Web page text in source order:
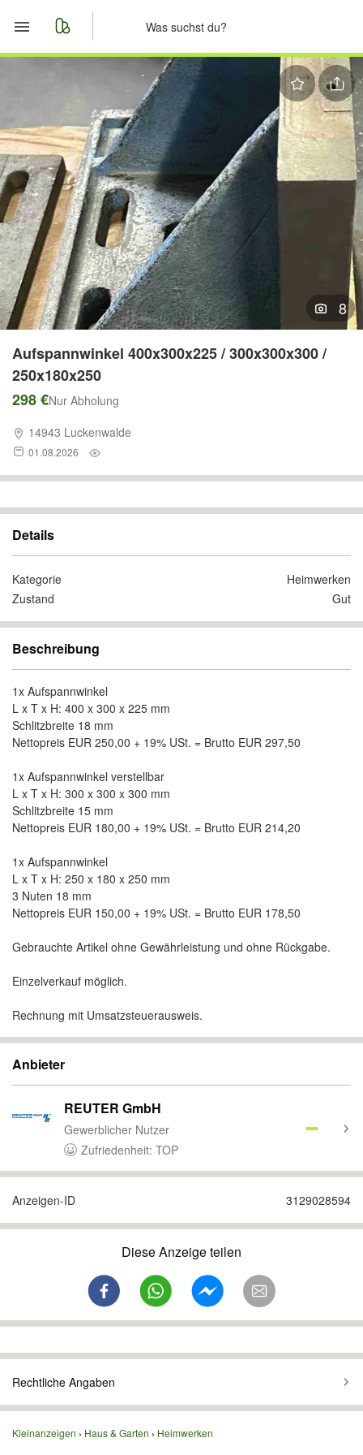
Merkliste
Nachrichten
Anzeige aufgeben
8
Aufspannwinkel 400x300x225 / 300x300x300 /
250x180x250
298 €Nur Abholung
14943 Luckenwalde
01.08.2026
Details
Kategorie
Heimwerken
Zustand
Gut
Beschreibung
1x Aufspannwinkel
L x T x H: 400 x 300 x 225 mm
Schlitzbreite 18 mm
Nettopreis EUR 250,00 + 19% USt. = Brutto EUR 297,50
1x Aufspannwinkel verstellbar
L x T x H: 300 x 300 x 300 mm
Schlitzbreite 15 mm
Nettopreis EUR 180,00 + 19% USt. = Brutto EUR 214,20
1x Aufspannwinkel
L x T x H: 250 x 180 x 250 mm
3 Nuten 18 mm
Nettopreis EUR 150,00 + 19% USt. = Brutto EUR 178,50
Gebrauchte Artikel ohne Gewährleistung und ohne Rückgabe.
Einzelverkauf möglich.
Rechnung mit Umsatzsteuerausweis.
Anbieter
REUTER GmbH
Gewerblicher Nutzer
Zufriedenheit: TOP
Anzeigen-ID 3129028594
Diese Anzeige teilen
Rechtliche Angaben
Kleinanzeigen Haus & Garten Heimwerken